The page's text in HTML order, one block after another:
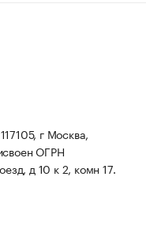
г Москва,
ОГРН
д 10 к 2, комн 17.